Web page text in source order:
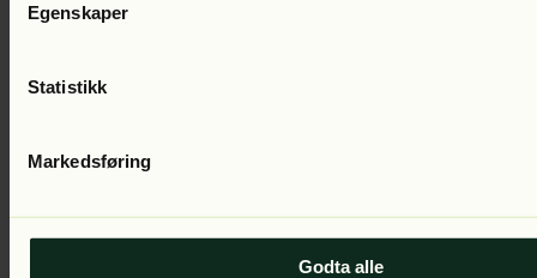
Egenskaper
Statistikk
Markedsføring
Godta alle
Arne DahlEn midtsommernattsdrømDel 6 i serienLest av:Jan